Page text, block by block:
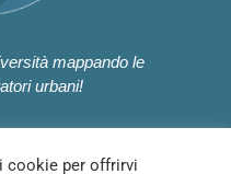
mappando le
urbani!
cookie per offrirvi